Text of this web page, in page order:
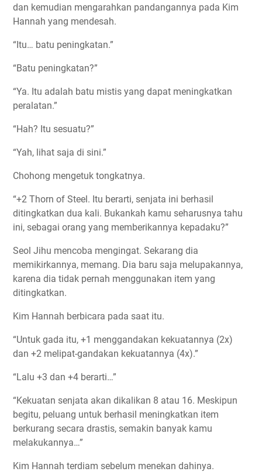
dan kemudian mengarahkan pandangannya pada Kim
Hannah yang mendesah.
“Itu… batu peningkatan.”
“Batu peningkatan?”
“Ya. Itu adalah batu mistis yang dapat meningkatkan
peralatan.”
“Hah? Itu sesuatu?”
“Yah, lihat saja di sini.”
Chohong mengetuk tongkatnya.
“+2 Thorn of Steel. Itu berarti, senjata ini berhasil
ditingkatkan dua kali. Bukankah kamu seharusnya tahu
ini, sebagai orang yang memberikannya kepadaku?”
Seol Jihu mencoba mengingat. Sekarang dia
memikirkannya, memang. Dia baru saja melupakannya,
karena dia tidak pernah menggunakan item yang
ditingkatkan.
Kim Hannah berbicara pada saat itu.
“Untuk gada itu, +1 menggandakan kekuatannya (2x)
dan +2 melipat-gandakan kekuatannya (4x).”
“Lalu +3 dan +4 berarti…”
“Kekuatan senjata akan dikalikan 8 atau 16. Meskipun
begitu, peluang untuk berhasil meningkatkan item
berkurang secara drastis, semakin banyak kamu
melakukannya…”
Kim Hannah terdiam sebelum menekan dahinya.